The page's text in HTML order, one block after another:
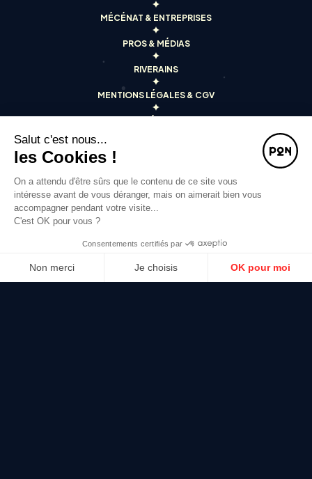
Salut c'est nous...
les Cookies !
On a attendu d'être sûrs que le contenu de ce site vous
intéresse avant de vous déranger, mais on aimerait bien vous
accompagner pendant votre visite...
C'est OK pour vous ?
Consentements certifiés par
Non merci Je choisis OK pour moi
MÉCÉNAT & ENTREPRISES
PROS & MÉDIAS
RIVERAINS
MENTIONS LÉGALES & CGV